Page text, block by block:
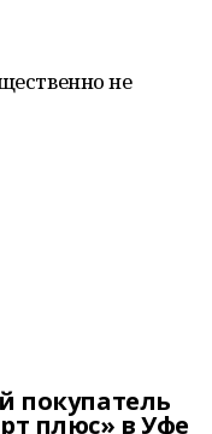
не
покупатель
плюс» в Уфе